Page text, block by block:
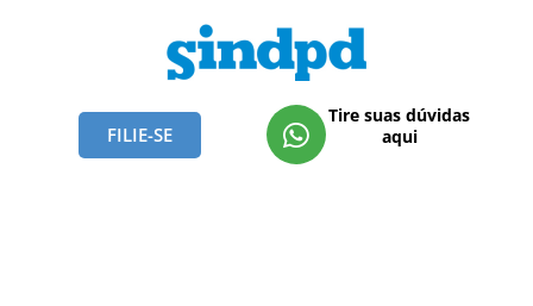
FILIE-SE
Tire suas dúvidas
aqui